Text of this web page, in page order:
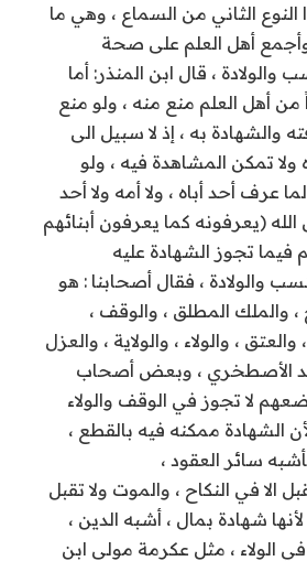
النوع الثاني من السماع ، وهي ما
أهل العلم على صحة
والولادة ، قال ابن المنذر: أما
من أهل العلم منع منه ، ولو منع
والشهادة به ، إذ لا سبيل الى
تمكن المشاهدة فيه ، ولو
عرف أحد أباه ، ولا أمه ولا أحد
(يعرفونه كما يعرفون أبنائهم
فيما تجوز الشهادة عليه
والولادة ، فقال أصحابنا : هو
، والملك المطلق ، والوقف ،
، والولاء ، والولاية ، والعزل
الأصطخري ، وبعض أصحاب
لا تجوز في الوقف والولاء
الشهادة ممكنه فيه بالقطع ،
سائر العقود ،
الا في النكاح ، والموت ولا تقبل
شهادة بمال ، أشبه الدين ،
الولاء ، مثل عكرمة مولى ابن